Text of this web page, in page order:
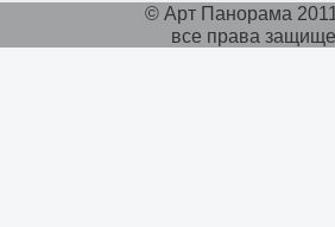
© Арт Панорама
все права